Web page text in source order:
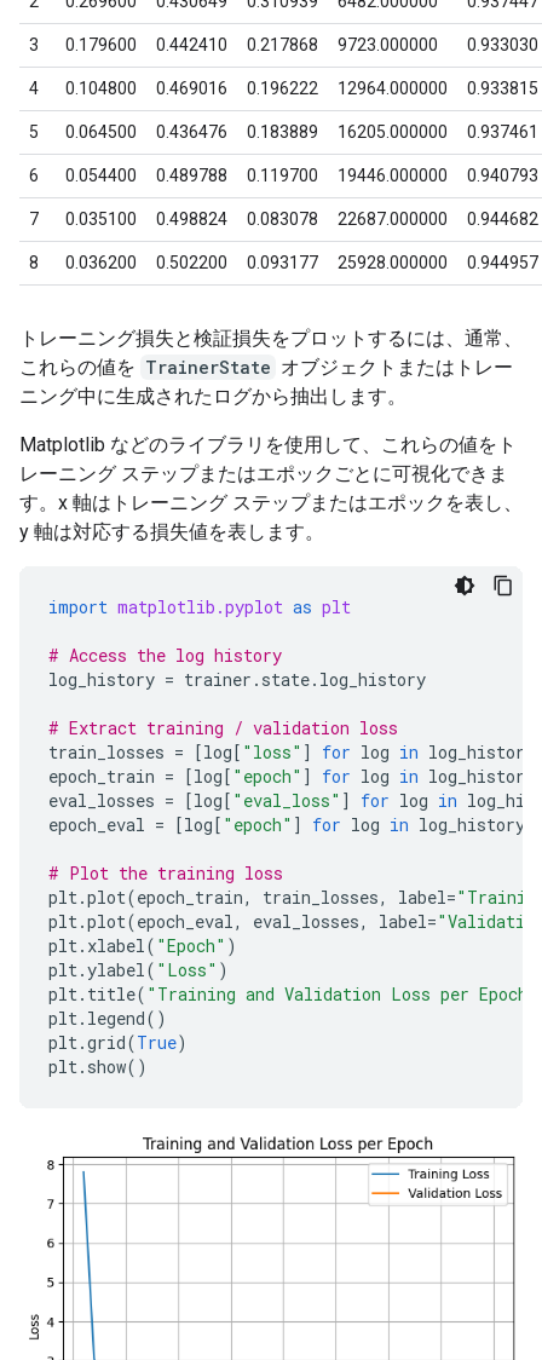
トレーニング損失と検証損失をプロットするには、通常、
これらの値を TrainerState オブジェクトまたはトレー
ニング中に生成されたログから抽出します。
Matplotlib などのライブラリを使用して、これらの値をト
レーニング ステップまたはエポックごとに可視化できま
す。x 軸はトレーニング ステップまたはエポックを表し、
y 軸は対応する損失値を表します。
import matplotlib.pyplot as plt
# Access the log history
log_history = trainer . state. log_history
# Extract training / validation loss
train_losses = [log[ "loss" ] for log in log_history
epoch_train = [log[ "epoch" ] for log in log_history
eval_losses = [log[ "eval_loss" ] for log in
epoch_eval = [log[ "epoch" ] for log in log_history
# Plot the training loss
plt.plot(epoch_train, train_losses, label=
plt.plot(epoch_eval, eval_losses, label=
plt. xlabel( "Epoch" )
plt.ylabel( "Loss" )
plt. title( "Training and Validation Loss per Epoch"
plt. legend()
plt.grid(True)
plt. show()